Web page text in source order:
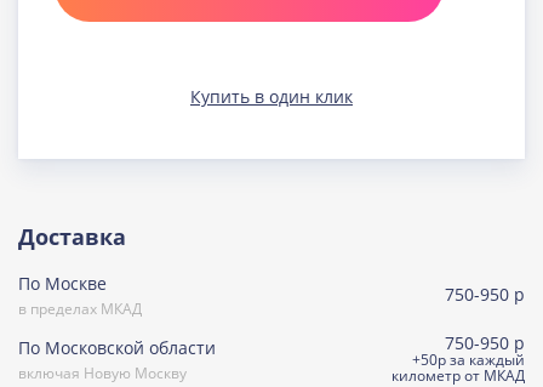
Узнать подробнее о начинке
(постная)
Сметанная
Узнать подробнее о начинке
Купить в один клик
Доставка
По Москве
в пределах МКАД
750-950 р
По Московской области
включая Новую Москву
750-950 р
+50р за каждый
километр от МКАД